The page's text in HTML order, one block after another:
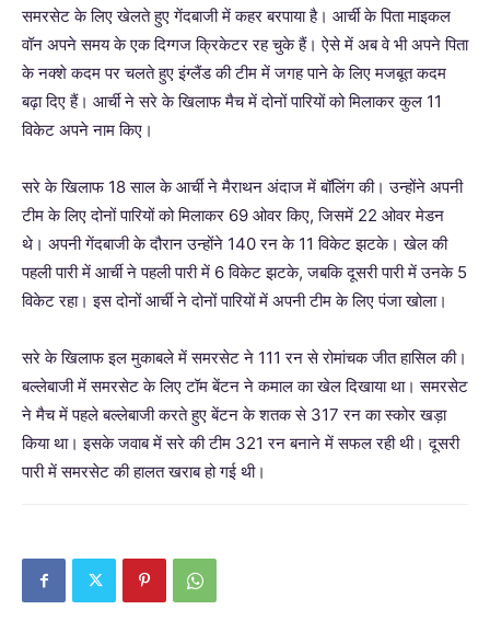
समरसेट के लिए खेलते हुए गेंदबाजी में कहर बरपाया है। आर्ची के पिता माइकल
वॉन अपने समय के एक दिग्गज क्रिकेटर रह चुके हैं। ऐसे में अब वे भी अपने पिता
के नक्शे कदम पर चलते हुए इंग्लैंड की टीम में जगह पाने के लिए मजबूत कदम
बढ़ा दिए हैं। आर्ची ने सरे के खिलाफ मैच में दोनों पारियों को मिलाकर कुल 11
विकेट अपने नाम किए।
सरे के खिलाफ 18 साल के आर्ची ने मैराथन अंदाज में बॉलिंग की। उन्होंने अपनी
टीम के लिए दोनों पारियों को मिलाकर 69 ओवर किए, जिसमें 22 ओवर मेडन
थे। अपनी गेंदबाजी के दौरान उन्होंने 140 रन के 11 विकेट झटके। खेल की
पहली पारी में आर्ची ने पहली पारी में 6 विकेट झटके, जबकि दूसरी पारी में उनके 5
विकेट रहा। इस दोनों आर्ची ने दोनों पारियों में अपनी टीम के लिए पंजा खोला।
सरे के खिलाफ इल मुकाबले में समरसेट ने 111 रन से रोमांचक जीत हासिल की।
बल्लेबाजी में समरसेट के लिए टॉम बेंटन ने कमाल का खेल दिखाया था। समरसेट
ने मैच में पहले बल्लेबाजी करते हुए बेंटन के शतक से 317 रन का स्कोर खड़ा
किया था। इसके जवाब में सरे की टीम 321 रन बनाने में सफल रही थी। दूसरी
पारी में समरसेट की हालत खराब हो गई थी।